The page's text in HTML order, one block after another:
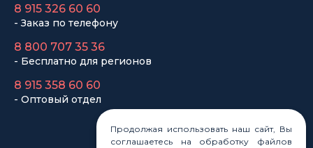
8 915 326 60 60
- Заказ по телефону
8 800 707 35 36
- Бесплатно для регионов
8 915 358 60 60
- Оптовый отдел
Законы
Продолжая использовать наш сайт, Вы
соглашаетесь на обработку файлов